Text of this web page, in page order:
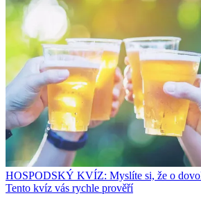
HOSPODSKÝ KVÍZ: Myslíte si, že o
Tento kvíz vás rychle prověří